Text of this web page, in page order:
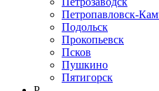
Петропавловск-
Подольск
Прокопьевск
Псков
Пушкино
Пятигорск